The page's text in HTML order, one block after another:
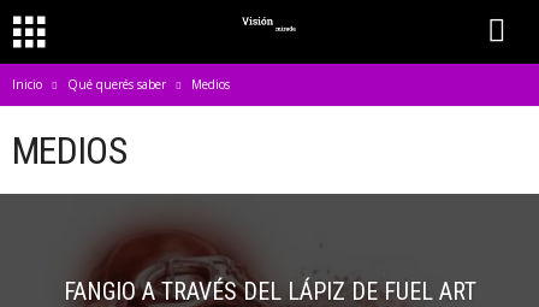
Inicio Qué querés saber Medios
MEDIOS
FANGIO A TRAVÉS DEL LÁPIZ DE FUEL ART